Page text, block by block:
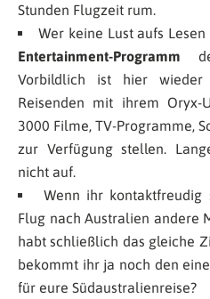
Stunden Flugzeit rum.
Wer keine Lust aufs
Entertainment-Programm
Vorbildlich ist hier wieder
Reisenden mit ihrem Oryx-
3000 Filme, TV-Programme,
zur Verfügung stellen.
nicht auf.
Wenn ihr
Flug nach Australien andere
habt schließlich das gleiche
bekommt ihr ja noch den
für eure Südaustralienreise?